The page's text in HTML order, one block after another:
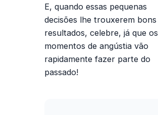
E, quando essas pequenas
decisões lhe trouxerem bons
resultados, celebre, já que os
momentos de angústia vão
rapidamente fazer parte do
passado!